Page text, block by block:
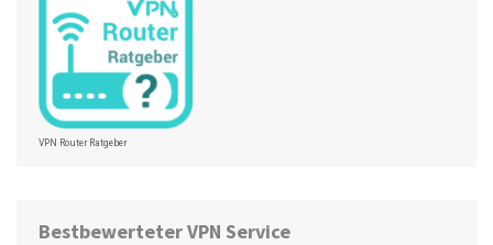
VPN Router Ratgeber
Bestbewerteter VPN Service